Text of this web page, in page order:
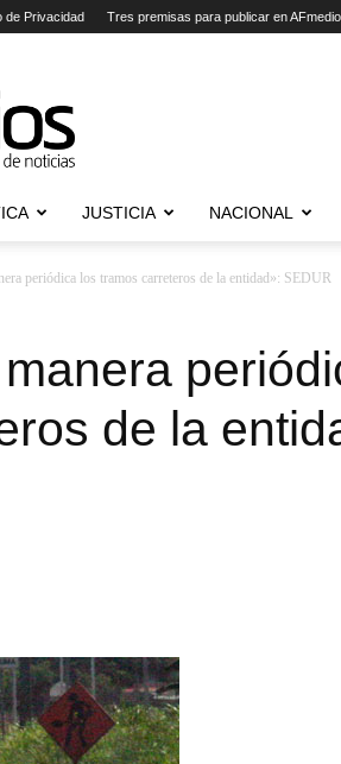
de Privacidad Tres premisas para publicar en
JUSTICIA NACIONAL
periódica los tramos carreteros de la entidad»: SEDUR
de la